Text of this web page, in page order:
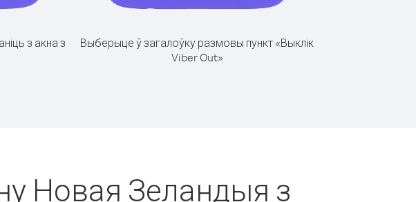
з акна з
Выберыце ў загалоўку размовы пункт «Выклік
Viber Out»
Новая Зеландыя з